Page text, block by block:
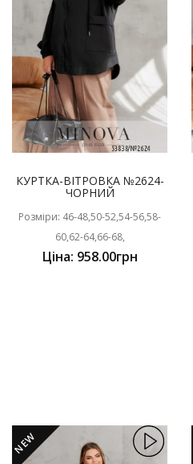
КУРТКА-ВІТРОВКА №2624-
ЧОРНИЙ
Розміри: 46-48,50-52,54-56,58-
60,62-64,66-68,
Ціна: 958.00грн
NEW